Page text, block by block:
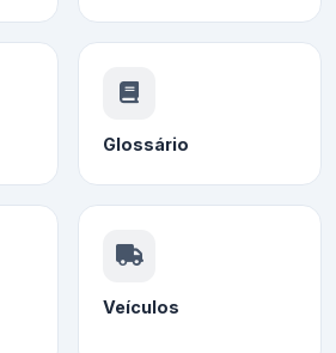
Glossário
Veículos